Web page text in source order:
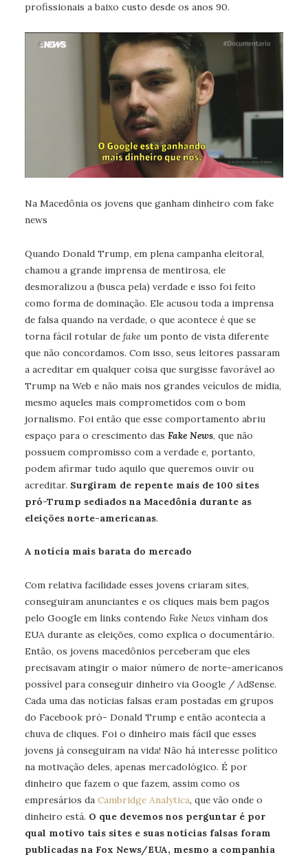
profissionais a baixo custo desde os anos 90.
Na Macedônia os jovens que ganham dinheiro com fake
news
Quando Donald Trump, em plena campanha eleitoral,
chamou a grande imprensa de mentirosa, ele
desmoralizou a (busca pela) verdade e isso foi feito
como forma de dominação. Ele acusou toda a imprensa
de falsa quando na verdade, o que acontece é que se
torna fácil rotular de fake um ponto de vista diferente
que não concordamos. Com isso, seus leitores passaram
a acreditar em qualquer coisa que surgisse favorável ao
Trump na Web e não mais nos grandes veículos de mídia,
mesmo aqueles mais comprometidos com o bom
jornalismo. Foi então que esse comportamento abriu
espaço para o crescimento das Fake News, que não
possuem compromisso com a verdade e, portanto,
podem afirmar tudo aquilo que queremos ouvir ou
acreditar. Surgiram de repente mais de 100 sites
pró-Trump sediados na Macedônia durante as
eleições norte-americanas.
A notícia mais barata do mercado
Com relativa facilidade esses jovens criaram sites,
conseguiram anunciantes e os cliques mais bem pagos
pelo Google em links contendo Fake News vinham dos
EUA durante as eleições, como explica o documentário.
Então, os jovens macedônios perceberam que eles
precisavam atingir o maior número de norte-americanos
possível para conseguir dinheiro via Google / AdSense.
Cada uma das notícias falsas eram postadas em grupos
do Facebook pró- Donald Trump e então acontecia a
chuva de cliques. Foi o dinheiro mais fácil que esses
jovens já conseguiram na vida! Não há interesse político
na motivação deles, apenas mercadológico. É por
dinheiro que fazem o que fazem, assim como os
empresários da Cambridge Analytica, que vão onde o
dinheiro está. O que devemos nos perguntar é por
qual motivo tais sites e suas notícias falsas foram
publicadas na Fox News/EUA, mesmo a companhia